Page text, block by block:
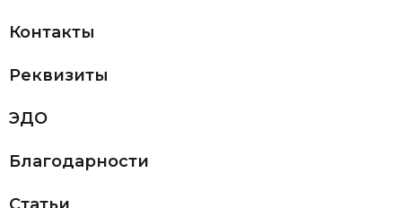
Контакты
Реквизиты
ЭДО
Благодарности